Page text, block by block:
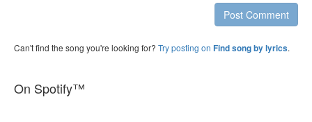
Post Comment
Can't find the song you're looking for? Try posting on Find song by lyrics.
On Spotify™